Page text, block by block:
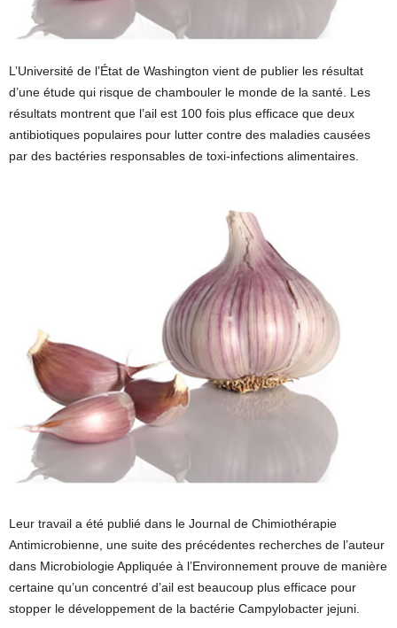
L’Université de l’État de Washington vient de publier les résultat
d’une étude qui risque de chambouler le monde de la santé. Les
résultats montrent que l’ail est 100 fois plus efficace que deux
antibiotiques populaires pour lutter contre des maladies causées
par des bactéries responsables de toxi-infections alimentaires.
Leur travail a été publié dans le Journal de Chimiothérapie
Antimicrobienne, une suite des précédentes recherches de l’auteur
dans Microbiologie Appliquée à l’Environnement prouve de manière
certaine qu’un concentré d’ail est beaucoup plus efficace pour
stopper le développement de la bactérie Campylobacter jejuni.